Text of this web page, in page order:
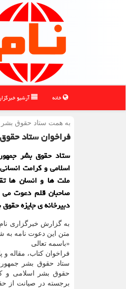
خانه آرشیو
به همت ستاد حقوق بشر
فراخوان ستاد
ستاد حقوق بشر
اسلامی و كرامت
ملت ها و انسان ها
صاحبان قلم دعوت می
دبیرخانه ی جایزه
به گزارش خبرگزاری
متن این دعوت نامه
«باسمه تعالی
فراخوان کتاب، مقاله
ستاد حقوق بشر
برجسته در صیانت از